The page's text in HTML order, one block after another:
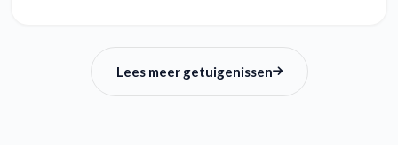
Lees meer getuigenissen